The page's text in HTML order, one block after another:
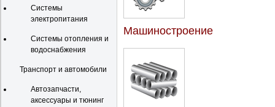
Системы
электропитания
Системы отопления и
водоснабжения
Транспорт и автомобили
Автозапчасти,
аксессуары и тюнинг
Машиностроение